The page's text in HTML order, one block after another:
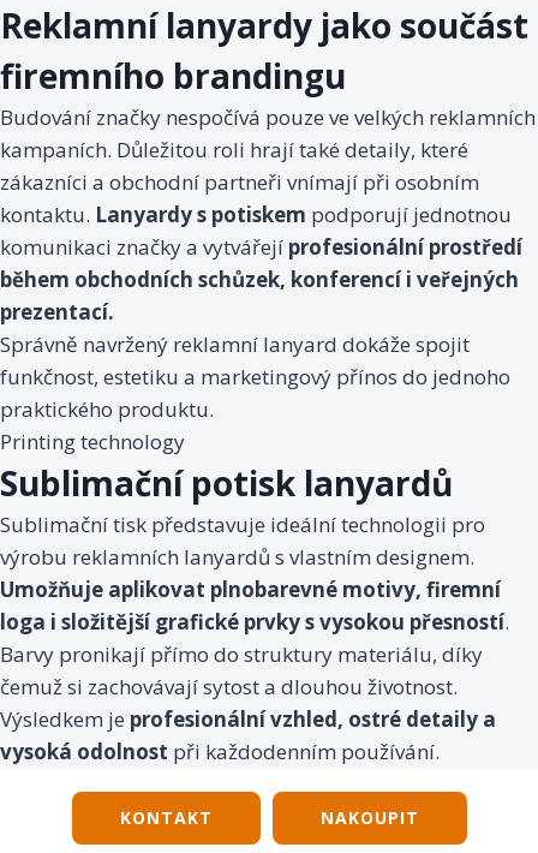
Reklamní lanyardy jako součást
firemního brandingu
Budování značky nespočívá pouze ve velkých reklamních
kampaních. Důležitou roli hrají také detaily, které
zákazníci a obchodní partneři vnímají při osobním
kontaktu. Lanyardy s potiskem podporují jednotnou
komunikaci značky a vytvářejí profesionální prostředí
během obchodních schůzek, konferencí i veřejných
prezentací.
Správně navržený reklamní lanyard dokáže spojit
funkčnost, estetiku a marketingový přínos do jednoho
praktického produktu.
Printing technology
Sublimační potisk lanyardů
Sublimační tisk představuje ideální technologii pro
výrobu reklamních lanyardů s vlastním designem.
Umožňuje aplikovat plnobarevné motivy, firemní
loga i složitější grafické prvky s vysokou přesností.
Barvy pronikají přímo do struktury materiálu, díky
čemuž si zachovávají sytost a dlouhou životnost.
Výsledkem je profesionální vzhled, ostré detaily a
vysoká odolnost při každodenním používání.
KONTAKT NAKOUPIT